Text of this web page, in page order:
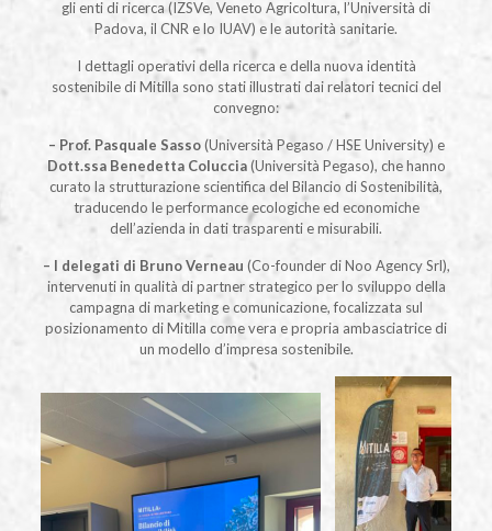
gli enti di ricerca (IZSVe, Veneto Agricoltura, l’Università di
Padova, il CNR e lo IUAV) e le autorità sanitarie.
I dettagli operativi della ricerca e della nuova identità
sostenibile di Mitilla sono stati illustrati dai relatori tecnici del
convegno:
– Prof. Pasquale Sasso(Università Pegaso / HSE University) e
Dott.ssa Benedetta Coluccia(Università Pegaso), che hanno
curato la strutturazione scientifica del Bilancio di Sostenibilità,
traducendo le performance ecologiche ed economiche
dell’azienda in dati trasparenti e misurabili.
– I delegati di Bruno Verneau (Co-founder di Noo Agency Srl),
intervenuti in qualità di partner strategico per lo sviluppo della
campagna di marketing e comunicazione, focalizzata sul
posizionamento di Mitilla come vera e propria ambasciatrice di
un modello d’impresa sostenibile.